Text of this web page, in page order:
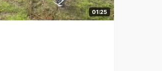
01:25